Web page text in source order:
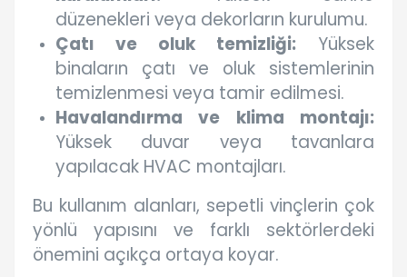
düzenekleri veya dekorların kurulumu.
Çatı ve oluk temizliği: Yüksek
binaların çatı ve oluk sistemlerinin
temizlenmesi veya tamir edilmesi.
Havalandırma ve klima montajı:
Yüksek duvar veya tavanlara
yapılacak HVAC montajları.
Bu kullanım alanları, sepetli vinçlerin çok
yönlü yapısını ve farklı sektörlerdeki
önemini açıkça ortaya koyar.